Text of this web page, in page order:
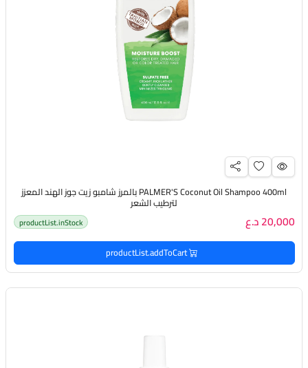
PALMER'S Coconut Oil Shampoo 400ml بالمرز شامبو زيت جوز الهند المعزز
لترطيب الشعر
20,000 د.ع productList.inStock
productList.addToCart